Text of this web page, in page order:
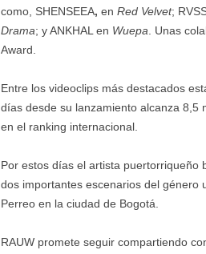
como, SHENSEEA, en Red Velvet;
Drama; y ANKHAL en Wuepa . Unas
Award.
Entre los videoclips más destacados
días desde su lanzamiento alcanza 8,5
en el ranking internacional.
Por estos días el artista puertorriqueño
dos importantes escenarios del género
Perreo en la ciudad de Bogotá.
RAUW promete seguir compartiendo